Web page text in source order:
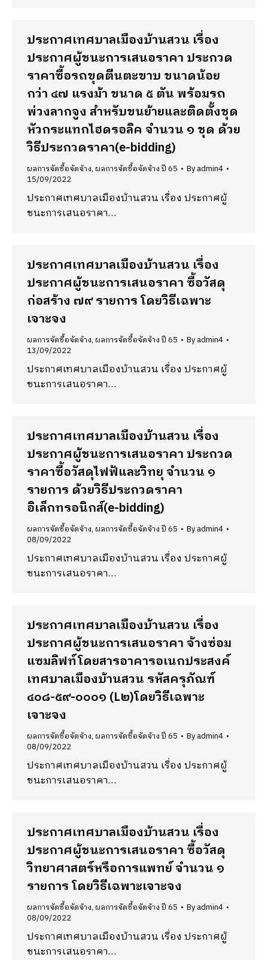
ประกาศเทศบาลเมืองบ้านสวน เรื่อง
ประกาศผู้ชนะการเสนอราคา ประกวด
ราคาซื้อรถขุดตีนตะขาบ ขนาดน้อย
กว่า ๔๗ แรงม้า ขนาด ๕ ตัน พร้อมรถ
พ่วงลากจูง สำหรับขนย้ายและติดตั้งชุด
หัวกระแทกไฮดรอลิค จำนวน ๑ ชุด ด้วย
วิธีประกวดราคา(e-bidding)
ผลการจัดซื้อจัดจ้าง,ผลการจัดซื้อจัดจ้าง ปี 65 Byadmin4
15/09/2022
ประกาศเทศบาลเมืองบ้านสวน เรื่อง ประกาศผู้
ชนะการเสนอราคา…
ประกาศเทศบาลเมืองบ้านสวน เรื่อง
ประกาศผู้ชนะการเสนอราคา ซื้อวัสดุ
ก่อสร้าง ๗๙ รายการ โดยวิธีเฉพาะ
เจาะจง
ผลการจัดซื้อจัดจ้าง,ผลการจัดซื้อจัดจ้าง ปี 65 Byadmin4
13/09/2022
ประกาศเทศบาลเมืองบ้านสวน เรื่อง ประกาศผู้
ชนะการเสนอราคา…
ประกาศเทศบาลเมืองบ้านสวน เรื่อง
ประกาศผู้ชนะการเสนอราคา ประกวด
ราคาซื้อวัสดุไฟฟ้่และวิทยุ จำนวน ๑
รายการ ด้วยวิธีประกวดราคา
อิเล็กทรอนิกส์(e-bidding)
ผลการจัดซื้อจัดจ้าง,ผลการจัดซื้อจัดจ้าง ปี 65 Byadmin4
08/09/2022
ประกาศเทศบาลเมืองบ้านสวน เรื่อง ประกาศผู้
ชนะการเสนอราคา…
ประกาศเทศบาลเมืองบ้านสวน เรื่อง
ประกาศผู้ชนะการเสนอราคา จ้างซ่อม
แซมลิฟท์โดยสารอาคารอเนกประสงค์
เทศบาลเมืองบ้านสวน รหัสครุภัณฑ์
๔๐๘-๕๙-๐๐๐๑ (L๒)โดยวิธีเฉพาะ
เจาะจง
ผลการจัดซื้อจัดจ้าง,ผลการจัดซื้อจัดจ้าง ปี 65 Byadmin4
08/09/2022
ประกาศเทศบาลเมืองบ้านสวน เรื่อง ประกาศผู้
ชนะการเสนอราคา…
ประกาศเทศบาลเมืองบ้านสวน เรื่อง
ประกาศผู้ชนะการเสนอราคา ซื้อวัสดุ
วิทยาศาสตร์หรือการแพทย์ จำนวน ๑
รายการ โดยวิธีเฉพาะเจาะจง
ผลการจัดซื้อจัดจ้าง,ผลการจัดซื้อจัดจ้าง ปี 65 Byadmin4
08/09/2022
ประกาศเทศบาลเมืองบ้านสวน เรื่อง ประกาศผู้
ชนะการเสนอราคา…